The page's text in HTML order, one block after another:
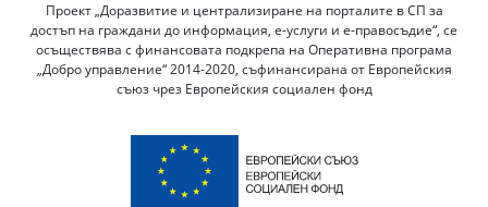
Проект „Доразвитие и централизиране на порталите в СП за
достъп на граждани до информация, е-услуги и е-правосъдие“, се
осъществява с финансовата подкрепа на Оперативна програма
„Добро управление“ 2014-2020, съфинансирана от Европейския
съюз чрез Европейския социален фонд